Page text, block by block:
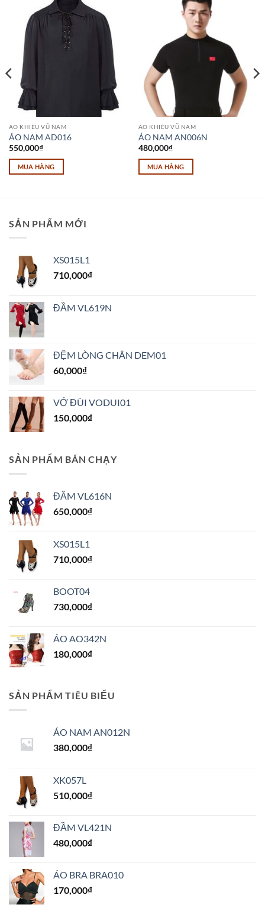
ÁO KHIÊU VŨ NAM
ÁO NAM AD016
550,000₫
MUA HÀNG
nhiều
thể.
Các
tùy
có
thể
được
trên
trang
sản
ÁO KHIÊU VŨ NAM
ÁO NAM AN006N
480,000₫
MUA HÀNG
SẢN PHẨM MỚI
XS015L1
710,000₫
ĐẦM VL619N
ĐỆM LÒNG CHÂN DEM01
60,000₫
VỚ ĐÙI VODUI01
150,000₫
SẢN PHẨM BÁN CHẠY
ĐẦM VL616N
650,000₫
XS015L1
710,000₫
BOOT04
730,000₫
ÁO AO342N
180,000₫
SẢN PHẨM TIÊU BIỂU
ÁO NAM AN012N
380,000₫
XK057L
510,000₫
ĐẦM VL421N
480,000₫
ÁO BRA BRA010
170,000₫